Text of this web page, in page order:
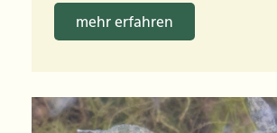
mehr erfahren